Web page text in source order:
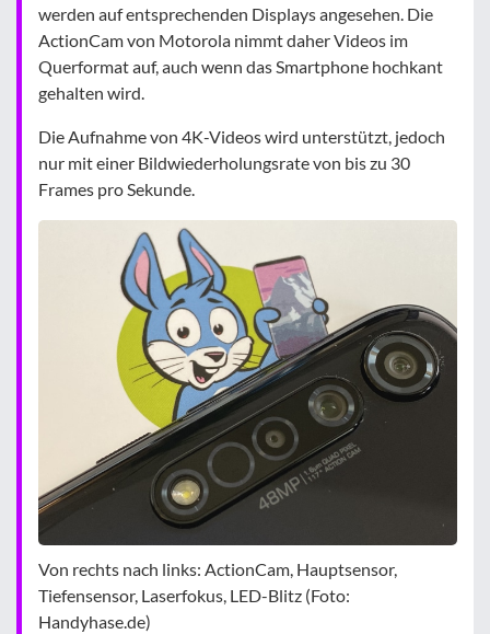
werden auf entsprechenden Displays angesehen. Die
ActionCam von Motorola nimmt daher Videos im
Querformat auf, auch wenn das Smartphone hochkant
gehalten wird.
Die Aufnahme von 4K-Videos wird unterstützt, jedoch
nur mit einer Bildwiederholungsrate von bis zu 30
Frames pro Sekunde.
Von rechts nach links: ActionCam, Hauptsensor,
Tiefensensor, Laserfokus, LED-Blitz (Foto:
Handyhase.de)